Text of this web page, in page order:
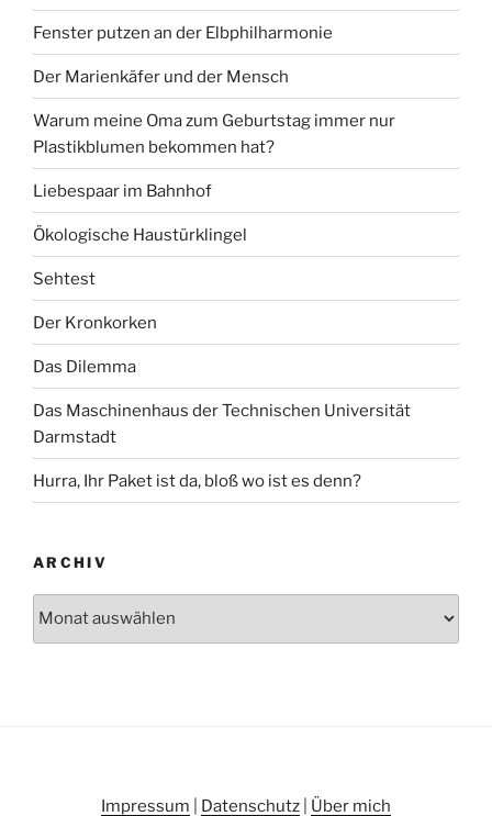
Fenster putzen an der Elbphilharmonie
Der Marienkäfer und der Mensch
Warum meine Oma zum Geburtstag immer nur
Plastikblumen bekommen hat?
Liebespaar im Bahnhof
Ökologische Haustürklingel
Sehtest
Der Kronkorken
Das Dilemma
Das Maschinenhaus der Technischen Universität
Darmstadt
Hurra, Ihr Paket ist da, bloß wo ist es denn?
ARCHIV
Impressum Datenschutz Über mich